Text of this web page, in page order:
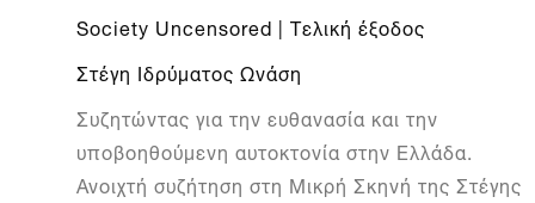
Society Uncensored | Τελική έξοδος
Στέγη Ιδρύματος Ωνάση
Συζητώντας για την ευθανασία και την
υποβοηθούμενη αυτοκτονία στην Ελλάδα.
Ανοιχτή συζήτηση στη Μικρή Σκηνή της Στέγης